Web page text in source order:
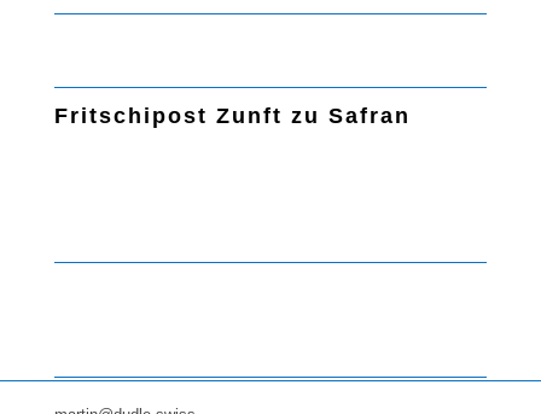
Fritschipost Zunft zu Safran